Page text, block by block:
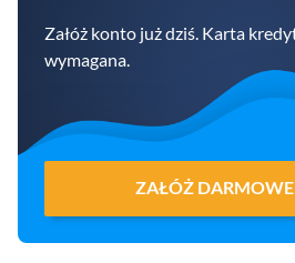
Załóż konto już dziś. Karta
wymagana.
ZAŁÓŻ